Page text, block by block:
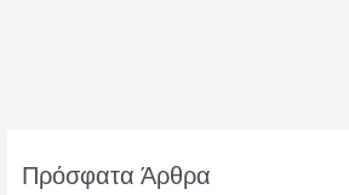
Πρόσφατα Άρθρα